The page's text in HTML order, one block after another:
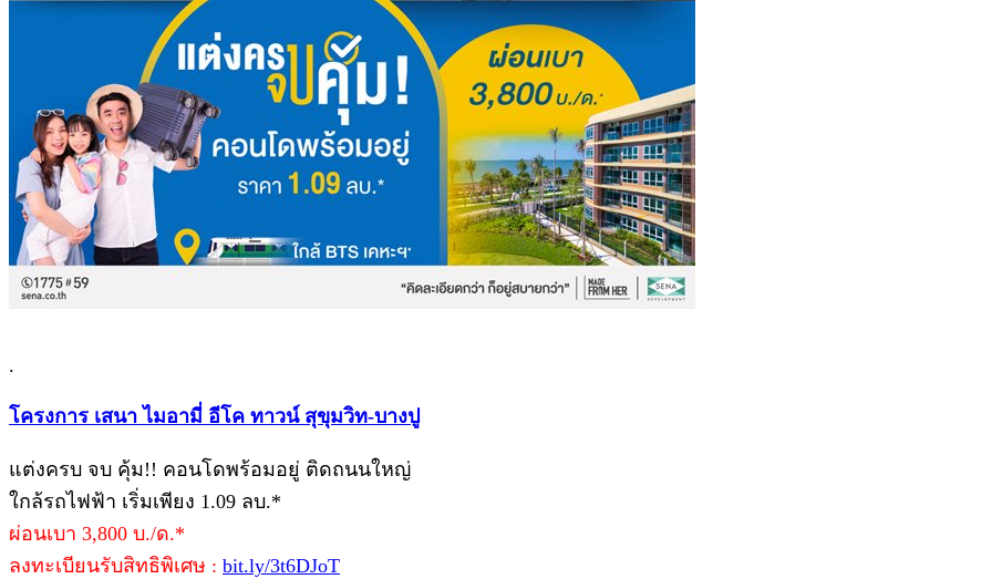
.
โครงการ เสนา ไมอามี่ อีโค ทาวน์ สุขุมวิท-บางปู
แต่งครบ จบ คุ้ม!! คอนโดพร้อมอยู่ ติดถนนใหญ่
ใกล้รถไฟฟ้า เริ่มเพียง 1.09 ลบ.*
ผ่อนเบา 3,800 บ./ด.*
ลงทะเบียนรับสิทธิพิเศษ : bit.ly/3t6DJoT